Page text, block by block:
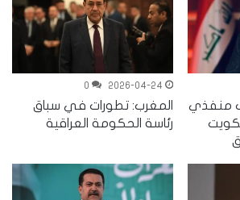
منفذي
2026-04-24
0
المغرب: تطورات في سباق
رئاسة الحكومة العراقية